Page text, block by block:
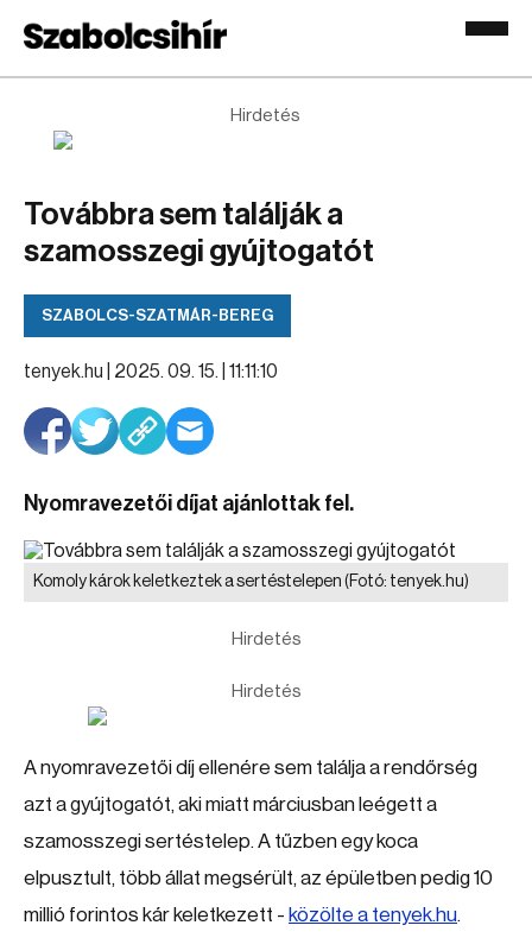
Hirdetés
Továbbra sem találják a
szamosszegi gyújtogatót
SZABOLCS-SZATMÁR-BEREG
tenyek.hu | 2025. 09. 15. | 11:11:10
Nyomravezetői díjat ajánlottak fel.
Komoly károk keletkeztek a sertéstelepen (Fotó: tenyek.hu)
Hirdetés
Hirdetés
A nyomravezetői díj ellenére sem találja a rendőrség
azt a gyújtogatót, aki miatt márciusban leégett a
szamosszegi sertéstelep. A tűzben egy koca
elpusztult, több állat megsérült, az épületben pedig 10
millió forintos kár keletkezett - közölte a tenyek.hu.